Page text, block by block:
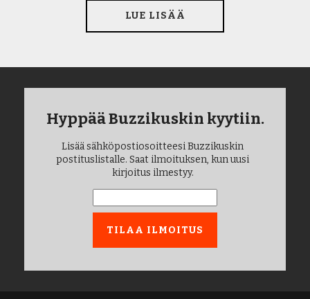
LUE LISÄÄ
Hyppää Buzzikuskin kyytiin.
Lisää sähköpostiosoitteesi Buzzikuskin
postituslistalle. Saat ilmoituksen, kun uusi
kirjoitus ilmestyy.